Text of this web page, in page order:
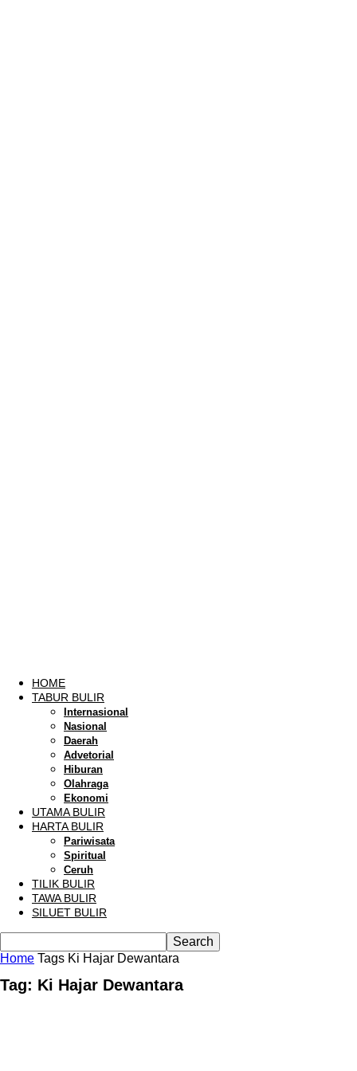
HOME
TABUR BULIR
Internasional
Nasional
Daerah
Advetorial
Hiburan
Olahraga
Ekonomi
UTAMA BULIR
HARTA BULIR
Pariwisata
Spiritual
Ceruh
TILIK BULIR
TAWA BULIR
SILUET BULIR
Home Tags Ki Hajar Dewantara
Tag: Ki Hajar Dewantara